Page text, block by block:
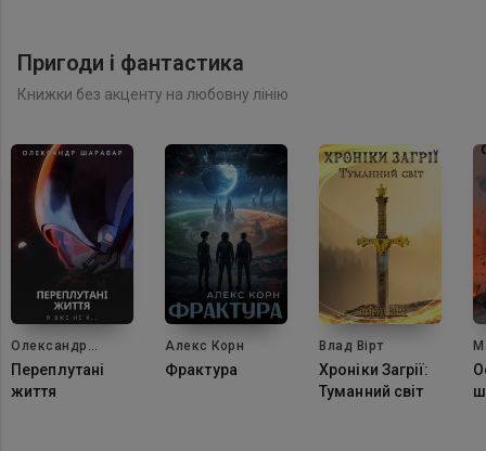
Пригоди і фантастика
Книжки без акценту на любовну лінію
Олександр
Шаравар
Переплутані
життя
Алекс Корн
Фрактура
Влад Вірт
Хроніки Загрії:
Туманний світ